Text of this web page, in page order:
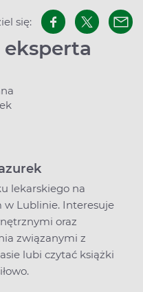
się:
eksperta
lekarskiego na
w Lublinie. Interesuje
oraz
związanymi z
lubi czytać książki